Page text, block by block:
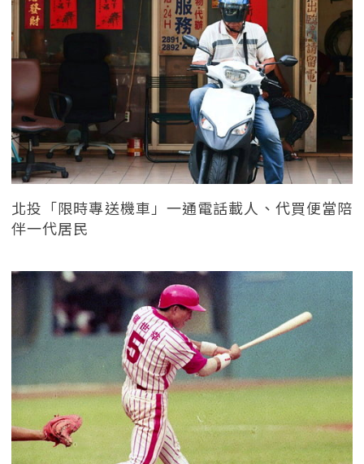
北投「限時專送機車」一通電話載人、代買便當陪
伴一代居民